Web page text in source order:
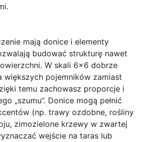
mają donice i elementy
budować strukturę nawet
W skali 6×6 dobrze
większych pojemników zamiast
temu zachowasz proporcje i
„szumu”. Donice mogą pełnić
(np. trawy ozdobne, rośliny
zimozielone krzewy w zwartej
wejście na taras lub